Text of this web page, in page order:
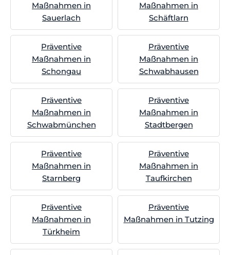
Maßnahmen in
Sauerlach
Maßnahmen in
Schäftlarn
Präventive
Maßnahmen in
Schongau
Präventive
Maßnahmen in
Schwabhausen
Präventive
Maßnahmen in
Schwabmünchen
Präventive
Maßnahmen in
Stadtbergen
Präventive
Maßnahmen in
Starnberg
Präventive
Maßnahmen in
Taufkirchen
Präventive
Maßnahmen in
Türkheim
Präventive
Maßnahmen in Tutzing